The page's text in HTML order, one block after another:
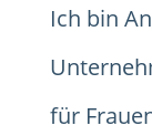
Ich bin
für